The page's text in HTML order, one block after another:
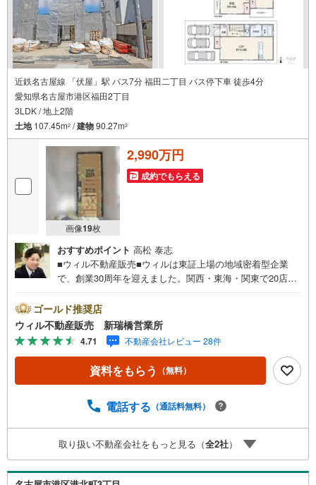
近鉄名古屋線 「伏屋」駅 バス7分 福田二丁目 バス停下車 徒歩4分
愛知県名古屋市港区福田2丁目
3LDK / 地上2階
土地107.45m2 /建物90.27m2
画像19枚
2,990万円
成約でもらえる
おすすめポイント 高松 泰志
■ウィル不動産販売■ウィルは東証上場の地域密着型企業
で、創業30周年を迎えました。関西・東海・関東で20店舗
です。新瑞橋駅から徒歩1分の店舗には、キッズスペースや
おむつ替えスペースを完備しており、お子様連れのお客様
も安心してご利用いただけます。●平日のお住まい探しの方
へ●弊社では平日にご内覧や契約を希望されるお客様のため
に、「平日会員制度」という割引プランをご用意していま
す。●お仕事で忙しい方へ●午前10時から午後7時まで、毎
間外でのご内覧にも対応いたします。また、オンライン内
弊社は定休日なく営業しており、当日のご内覧も承りま
す。弊社で掲載している物件以外にもご紹介可能ですの
で、一度ご相談ください。●その他の相談もプロが対応●物
件に関することはもちろん、住宅ローンなどの資金面やリ
ゴールド推奨店
ウィル不動産販売 新瑞橋営業所
4.71 不動産会社レビュー 28件
資料をもらう （無料）
電話する （通話料無料）
取り扱い不動産会社をもっと見る（全2社）